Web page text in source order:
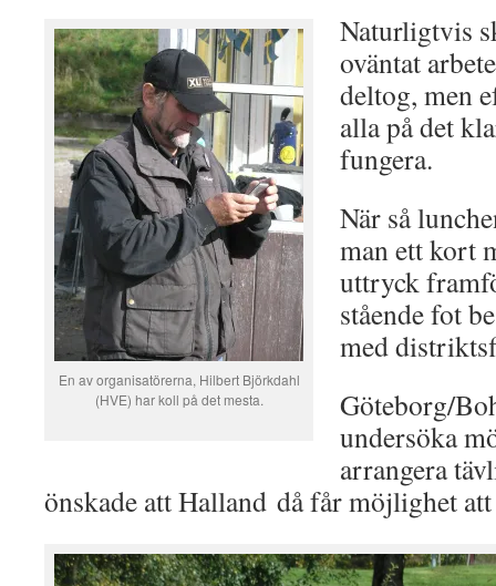
En av organisatörerna, Hilbert Björkdahl
(HVE) har koll på det mesta.
Naturligtvis
oväntat
deltog, men
alla på det
fungera.
När så
man ett kort
uttryck
stående fot
med
Göteborg/
undersöka
arrangera
önskade att Halland då får möjlighet